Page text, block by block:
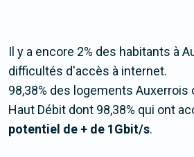
Il y a encore 2% des habitants à
difficultés d'accès à internet.
98,38% des logements Auxerrois
Haut Débit dont 98,38% qui ont
potentiel de + de 1Gbit/s.